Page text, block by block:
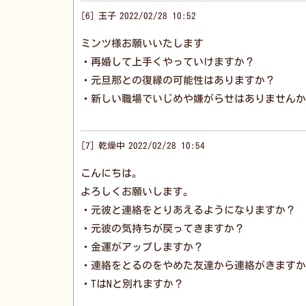
6 玉子 2022/02/28 10:52
ミンツ様お願いいたします
・再婚して上手くやっていけますか？
・元旦那との復縁の可能性はありますか？
・新しい職場でいじめや嫌がらせはありませんか
7 乾燥中 2022/02/28 10:54
こんにちは。
よろしくお願いします。
・元彼と連絡をとりあえるようになりますか？
・元彼の気持ちが戻ってきますか？
・金運がアップしますか？
・連絡をとるのをやめた友達から連絡がきますか
・TはNと別れますか？